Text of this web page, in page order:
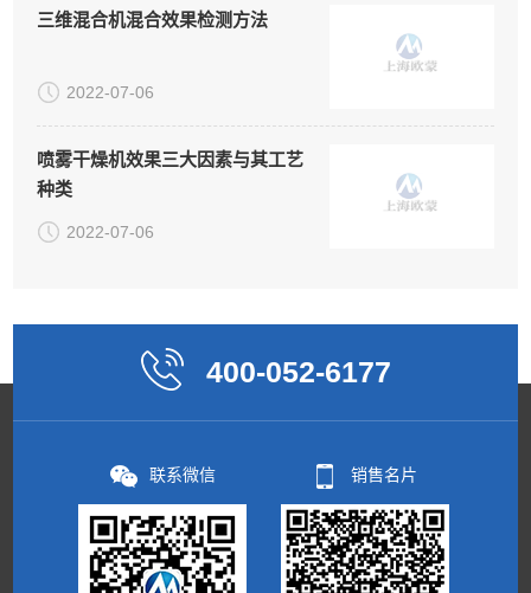
三维混合机混合效果检测方法
2022-07-06
喷雾干燥机效果三大因素与其工艺
种类
2022-07-06
400-052-6177
联系微信 销售名片